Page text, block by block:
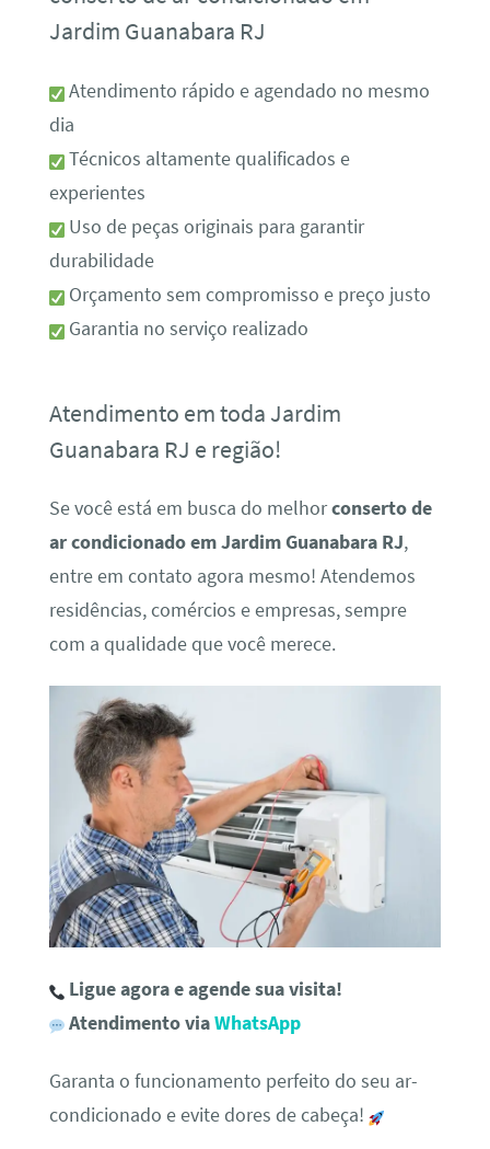
Jardim Guanabara RJ
Atendimento rápido e agendado no mesmo
dia
Técnicos altamente qualificados e
experientes
Uso de peças originais para garantir
durabilidade
Orçamento sem compromisso e preço justo
Garantia no serviço realizado
Atendimento em toda Jardim
Guanabara RJ e região!
Se você está em busca do melhorconserto de
ar condicionado em Jardim Guanabara RJ,
entre em contato agora mesmo! Atendemos
residências, comércios e empresas, sempre
com a qualidade que você merece.
Ligue agora e agende sua visita!
Atendimento viaWhatsApp
Garanta o funcionamento perfeito do seu ar-
condicionado e evite dores de cabeça!